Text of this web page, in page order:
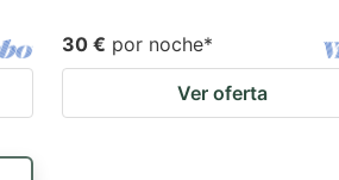
30 € por noche*
Ver oferta